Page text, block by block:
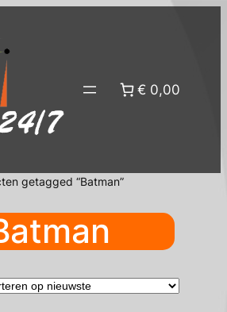
€ 0,00
getagged “Batman”